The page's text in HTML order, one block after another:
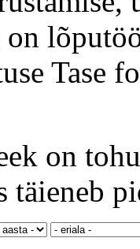
Tase
on
täieneb